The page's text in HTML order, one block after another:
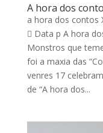
A hora dos
a hora dos contos
 Data p A hora
Monstros que
foi a maxia das
venres 17
de “A hora dos...